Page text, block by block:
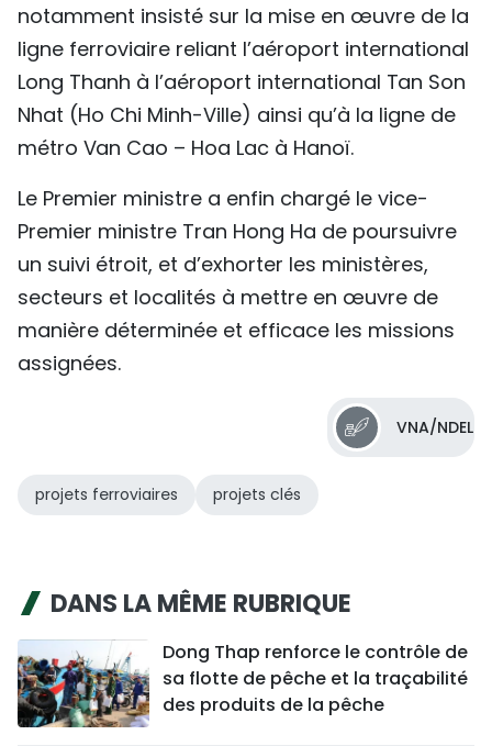
notamment insisté sur la mise en œuvre de la
ligne ferroviaire reliant l’aéroport international
Long Thanh à l’aéroport international Tan Son
Nhat (Ho Chi Minh-Ville) ainsi qu’à la ligne de
métro Van Cao – Hoa Lac à Hanoï.
Le Premier ministre a enfin chargé le vice-
Premier ministre Tran Hong Ha de poursuivre
un suivi étroit, et d’exhorter les ministères,
secteurs et localités à mettre en œuvre de
manière déterminée et efficace les missions
assignées.
VNA/NDEL
projets ferroviaires projets clés
DANS LA MÊME RUBRIQUE
Dong Thap renforce le contrôle de
sa flotte de pêche et la traçabilité
des produits de la pêche